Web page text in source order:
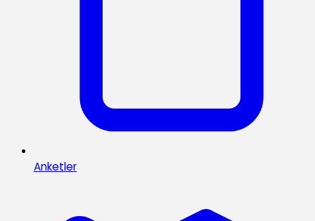
Anketler